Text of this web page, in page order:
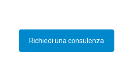
Richiedi una consulenza